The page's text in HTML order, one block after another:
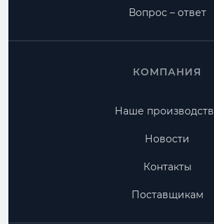
Вопрос – ответ
КОМПАНИЯ
Наше
Новости
Контакты
Поставщикам